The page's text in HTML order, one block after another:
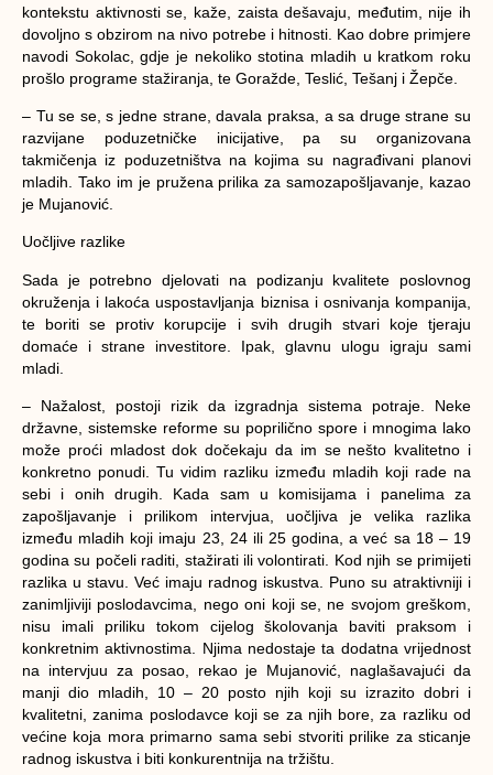
kontekstu aktivnosti se, kaže, zaista dešavaju, međutim, nije ih
dovoljno s obzirom na nivo potrebe i hitnosti. Kao dobre primjere
navodi Sokolac, gdje je nekoliko stotina mladih u kratkom roku
prošlo programe stažiranja, te Goražde, Teslić, Tešanj i Žepče.
– Tu se se, s jedne strane, davala praksa, a sa druge strane su
razvijane poduzetničke inicijative, pa su organizovana
takmičenja iz poduzetništva na kojima su nagrađivani planovi
mladih. Tako im je pružena prilika za samozapošljavanje, kazao
je Mujanović.
Uočljive razlike
Sada je potrebno djelovati na podizanju kvalitete poslovnog
okruženja i lakoća uspostavljanja biznisa i osnivanja kompanija,
te boriti se protiv korupcije i svih drugih stvari koje tjeraju
domaće i strane investitore. Ipak, glavnu ulogu igraju sami
mladi.
– Nažalost, postoji rizik da izgradnja sistema potraje. Neke
državne, sistemske reforme su poprilično spore i mnogima lako
može proći mladost dok dočekaju da im se nešto kvalitetno i
konkretno ponudi. Tu vidim razliku između mladih koji rade na
sebi i onih drugih. Kada sam u komisijama i panelima za
zapošljavanje i prilikom intervjua, uočljiva je velika razlika
između mladih koji imaju 23, 24 ili 25 godina, a već sa 18 – 19
godina su počeli raditi, stažirati ili volontirati. Kod njih se primijeti
razlika u stavu. Već imaju radnog iskustva. Puno su atraktivniji i
zanimljiviji poslodavcima, nego oni koji se, ne svojom greškom,
nisu imali priliku tokom cijelog školovanja baviti praksom i
konkretnim aktivnostima. Njima nedostaje ta dodatna vrijednost
na intervjuu za posao, rekao je Mujanović, naglašavajući da
manji dio mladih, 10 – 20 posto njih koji su izrazito dobri i
kvalitetni, zanima poslodavce koji se za njih bore, za razliku od
većine koja mora primarno sama sebi stvoriti prilike za sticanje
radnog iskustva i biti konkurentnija na tržištu.